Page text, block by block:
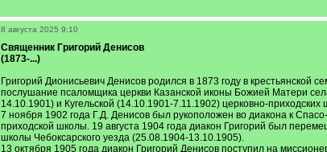
8 августа 2025 9:10
Священник Григорий Денисов
(1873-...)
Григорий Дионисьевич Денисов родился в 1873 году в
послушание псаломщика церкви Казанской иконы Божией Матери
14.10.1901) и Кугельской (14.10.1901-7.11.1902) церковно-
7 ноября 1902 года Г.Д. Денисов был рукоположен во диакона к
приходской школы. 19 августа 1904 года диакон Григорий был
школы Чебоксарского уезда (25.08.1904-13.10.1905).
13 октября 1905 года диакон Григорий Денисов поступил на